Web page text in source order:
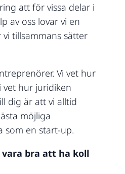
att för vissa delar i
av oss lovar vi en
tillsammans sätter
Vi vet hur
vet hur juridiken
dig är att vi alltid
möjliga
som en start-up.
bra att ha koll